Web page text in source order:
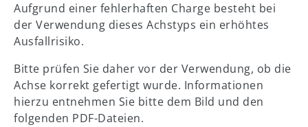
Aufgrund einer fehlerhaften Charge besteht bei
der Verwendung dieses Achstyps ein erhöhtes
Ausfallrisiko.
Bitte prüfen Sie daher vor der Verwendung, ob die
Achse korrekt gefertigt wurde. Informationen
hierzu entnehmen Sie bitte dem Bild und den
folgenden PDF-Dateien.